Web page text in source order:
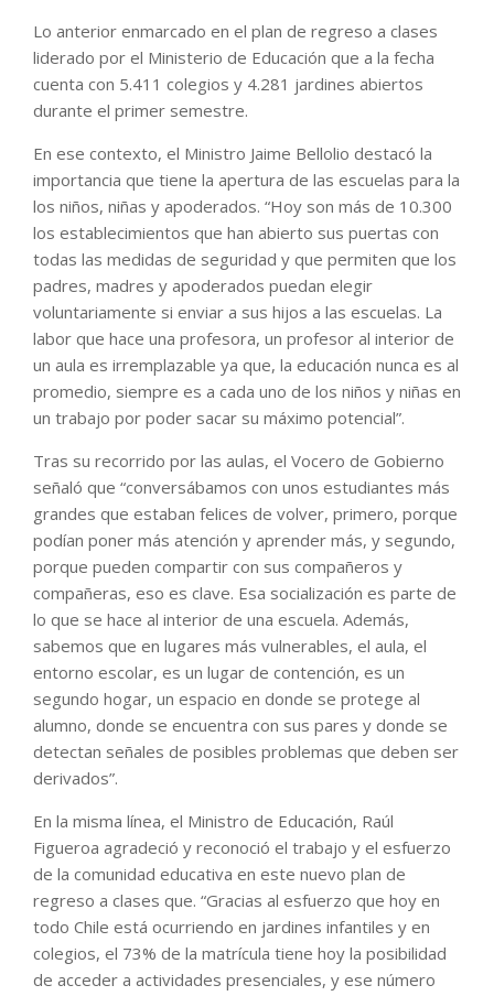
Lo anterior enmarcado en el plan de regreso a clases
liderado por el Ministerio de Educación que a la fecha
cuenta con 5.411 colegios y 4.281 jardines abiertos
durante el primer semestre.
En ese contexto, el Ministro Jaime Bellolio destacó la
importancia que tiene la apertura de las escuelas para la
los niños, niñas y apoderados. “Hoy son más de 10.300
los establecimientos que han abierto sus puertas con
todas las medidas de seguridad y que permiten que los
padres, madres y apoderados puedan elegir
voluntariamente si enviar a sus hijos a las escuelas. La
labor que hace una profesora, un profesor al interior de
un aula es irremplazable ya que, la educación nunca es al
promedio, siempre es a cada uno de los niños y niñas en
un trabajo por poder sacar su máximo potencial”.
Tras su recorrido por las aulas, el Vocero de Gobierno
señaló que “conversábamos con unos estudiantes más
grandes que estaban felices de volver, primero, porque
podían poner más atención y aprender más, y segundo,
porque pueden compartir con sus compañeros y
compañeras, eso es clave. Esa socialización es parte de
lo que se hace al interior de una escuela. Además,
sabemos que en lugares más vulnerables, el aula, el
entorno escolar, es un lugar de contención, es un
segundo hogar, un espacio en donde se protege al
alumno, donde se encuentra con sus pares y donde se
detectan señales de posibles problemas que deben ser
derivados”.
En la misma línea, el Ministro de Educación, Raúl
Figueroa agradeció y reconoció el trabajo y el esfuerzo
de la comunidad educativa en este nuevo plan de
regreso a clases que. “Gracias al esfuerzo que hoy en
todo Chile está ocurriendo en jardines infantiles y en
colegios, el 73% de la matrícula tiene hoy la posibilidad
de acceder a actividades presenciales, y ese número